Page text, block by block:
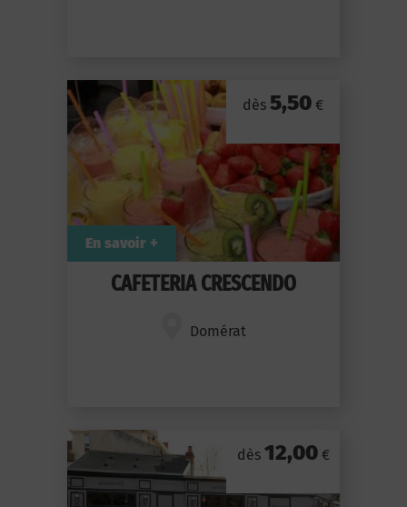
CAFETERIA CRESCENDO
Domérat
dès 5,50 €
En savoir +
dès 12,00€